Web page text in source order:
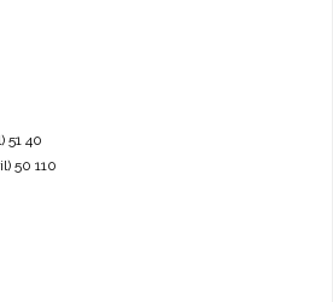
51 40
50 110